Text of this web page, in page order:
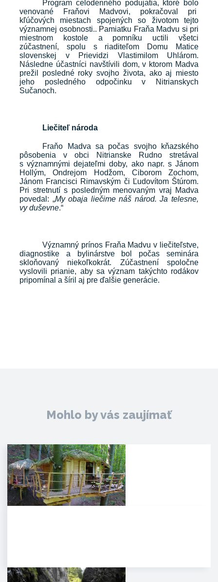
Program celodenného podujatia, ktoré bolo
venované Fraňovi Madvovi, pokračoval pri
kľúčových miestach spojených so životom tejto
významnej osobnosti.. Pamiatku Fraňa Madvu si pri
miestnom kostole a pomníku uctili všetci
zúčastnení, spolu s riaditeľom Domu Matice
slovenskej v Prievidzi Vlastimilom Uhlárom.
Následne účastníci navštívili dom, v ktorom Madva
prežil posledné roky svojho života, ako aj miesto
jeho posledného odpočinku v Nitrianskych
Sučanoch.
Liečiteľ národa
Fraňo Madva sa počas svojho kňazského
pôsobenia v obci Nitrianske Rudno stretával
s významnými dejateľmi doby, ako napr. s Jánom
Hollým, Ondrejom Hodžom, Ciborom Zochom,
Jánom Francisci Rimavským či Ľudovítom Štúrom.
Pri stretnutí s posledným menovaným vraj Madva
povedal: „My obaja liečime náš národ. Ja telesne,
vy duševne.“
Významný prínos Fraňa Madvu v liečiteľstve,
diagnostike a bylinárstve bol počas seminára
skloňovaný niekoľkokrát. Zúčastnení spoločne
vyslovili prianie, aby sa význam takýchto rodákov
pripomínal a šíril aj pre ďalšie generácie.
Mohlo by vás zaujímať